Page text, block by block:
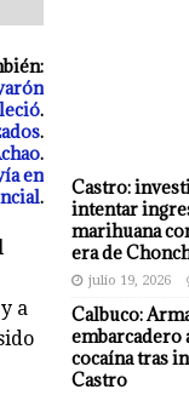
.
.
.
en
.
a
Castro:
intentar
marihuana
era de
julio 19, 2026
Calbuco:
embarcadero
cocaína tras
Castro